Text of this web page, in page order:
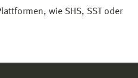
wie SHS, SST oder